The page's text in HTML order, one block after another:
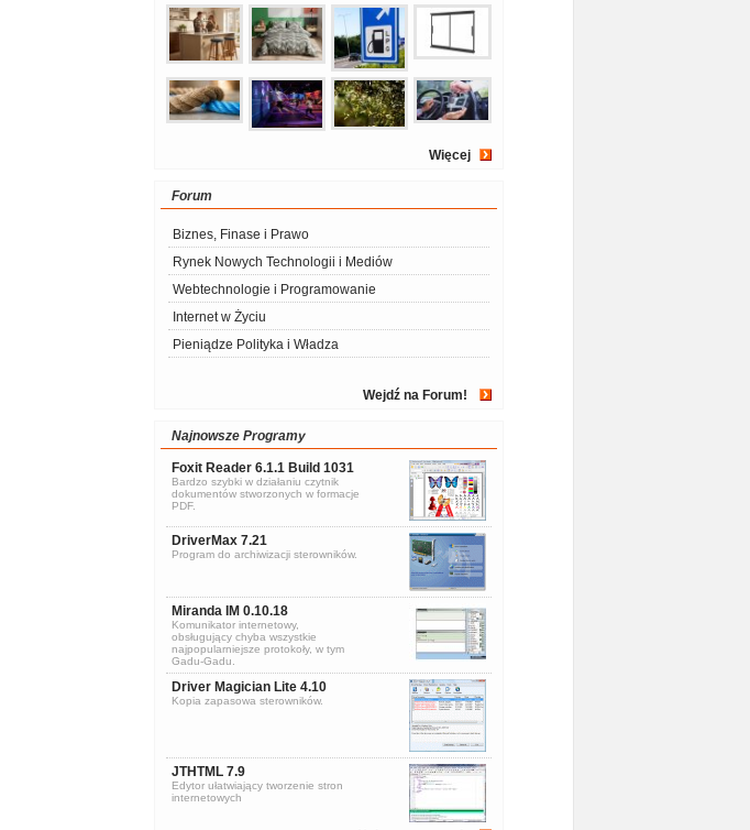
Więcej
Forum
Biznes, Finase i Prawo
Rynek Nowych Technologii i Mediów
Webtechnologie i Programowanie
Internet w Życiu
Pieniądze Polityka i Władza
Wejdź na Forum!
Najnowsze Programy
Foxit Reader 6.1.1 Build 1031
Bardzo szybki w działaniu czytnik
dokumentów stworzonych w formacje
PDF.
DriverMax 7.21
Program do archiwizacji sterowników.
Miranda IM 0.10.18
Komunikator internetowy,
obsługujący chyba wszystkie
najpopularniejsze protokoły, w tym
Gadu-Gadu.
Driver Magician Lite 4.10
Kopia zapasowa sterowników.
JTHTML 7.9
Edytor ułatwiający tworzenie stron
internetowych